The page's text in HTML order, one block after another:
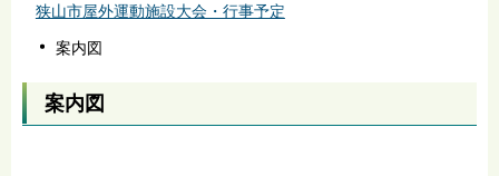
狭山市屋外運動施設大会・行事予定
案内図
案内図